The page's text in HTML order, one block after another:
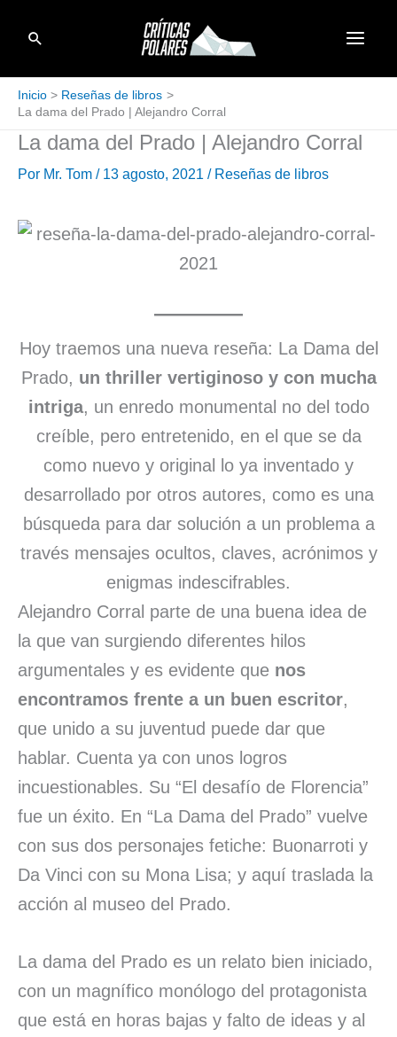
Buscar
Inicio
Reseñas de libros
La dama del Prado | Alejandro Corral
La dama del Prado | Alejandro Corral
Por Mr. Tom / 13 agosto, 2021 / Reseñas de libros
Hoy traemos una nueva reseña: La Dama del
Prado, un thriller vertiginoso y con mucha
intriga, un enredo monumental no del todo
creíble, pero entretenido, en el que se da
como nuevo y original lo ya inventado y
desarrollado por otros autores, como es una
búsqueda para dar solución a un problema a
través mensajes ocultos, claves, acrónimos y
enigmas indescifrables.
Alejandro Corral parte de una buena idea de
la que van surgiendo diferentes hilos
argumentales y es evidente que nos
encontramos frente a un buen escritor,
que unido a su juventud puede dar que
hablar. Cuenta ya con unos logros
incuestionables. Su “El desafío de Florencia”
fue un éxito. En “La Dama del Prado” vuelve
con sus dos personajes fetiche: Buonarroti y
Da Vinci con su Mona Lisa; y aquí traslada la
acción al museo del Prado.
La dama del Prado es un relato bien iniciado,
con un magnífico monólogo del protagonista
que está en horas bajas y falto de ideas y al